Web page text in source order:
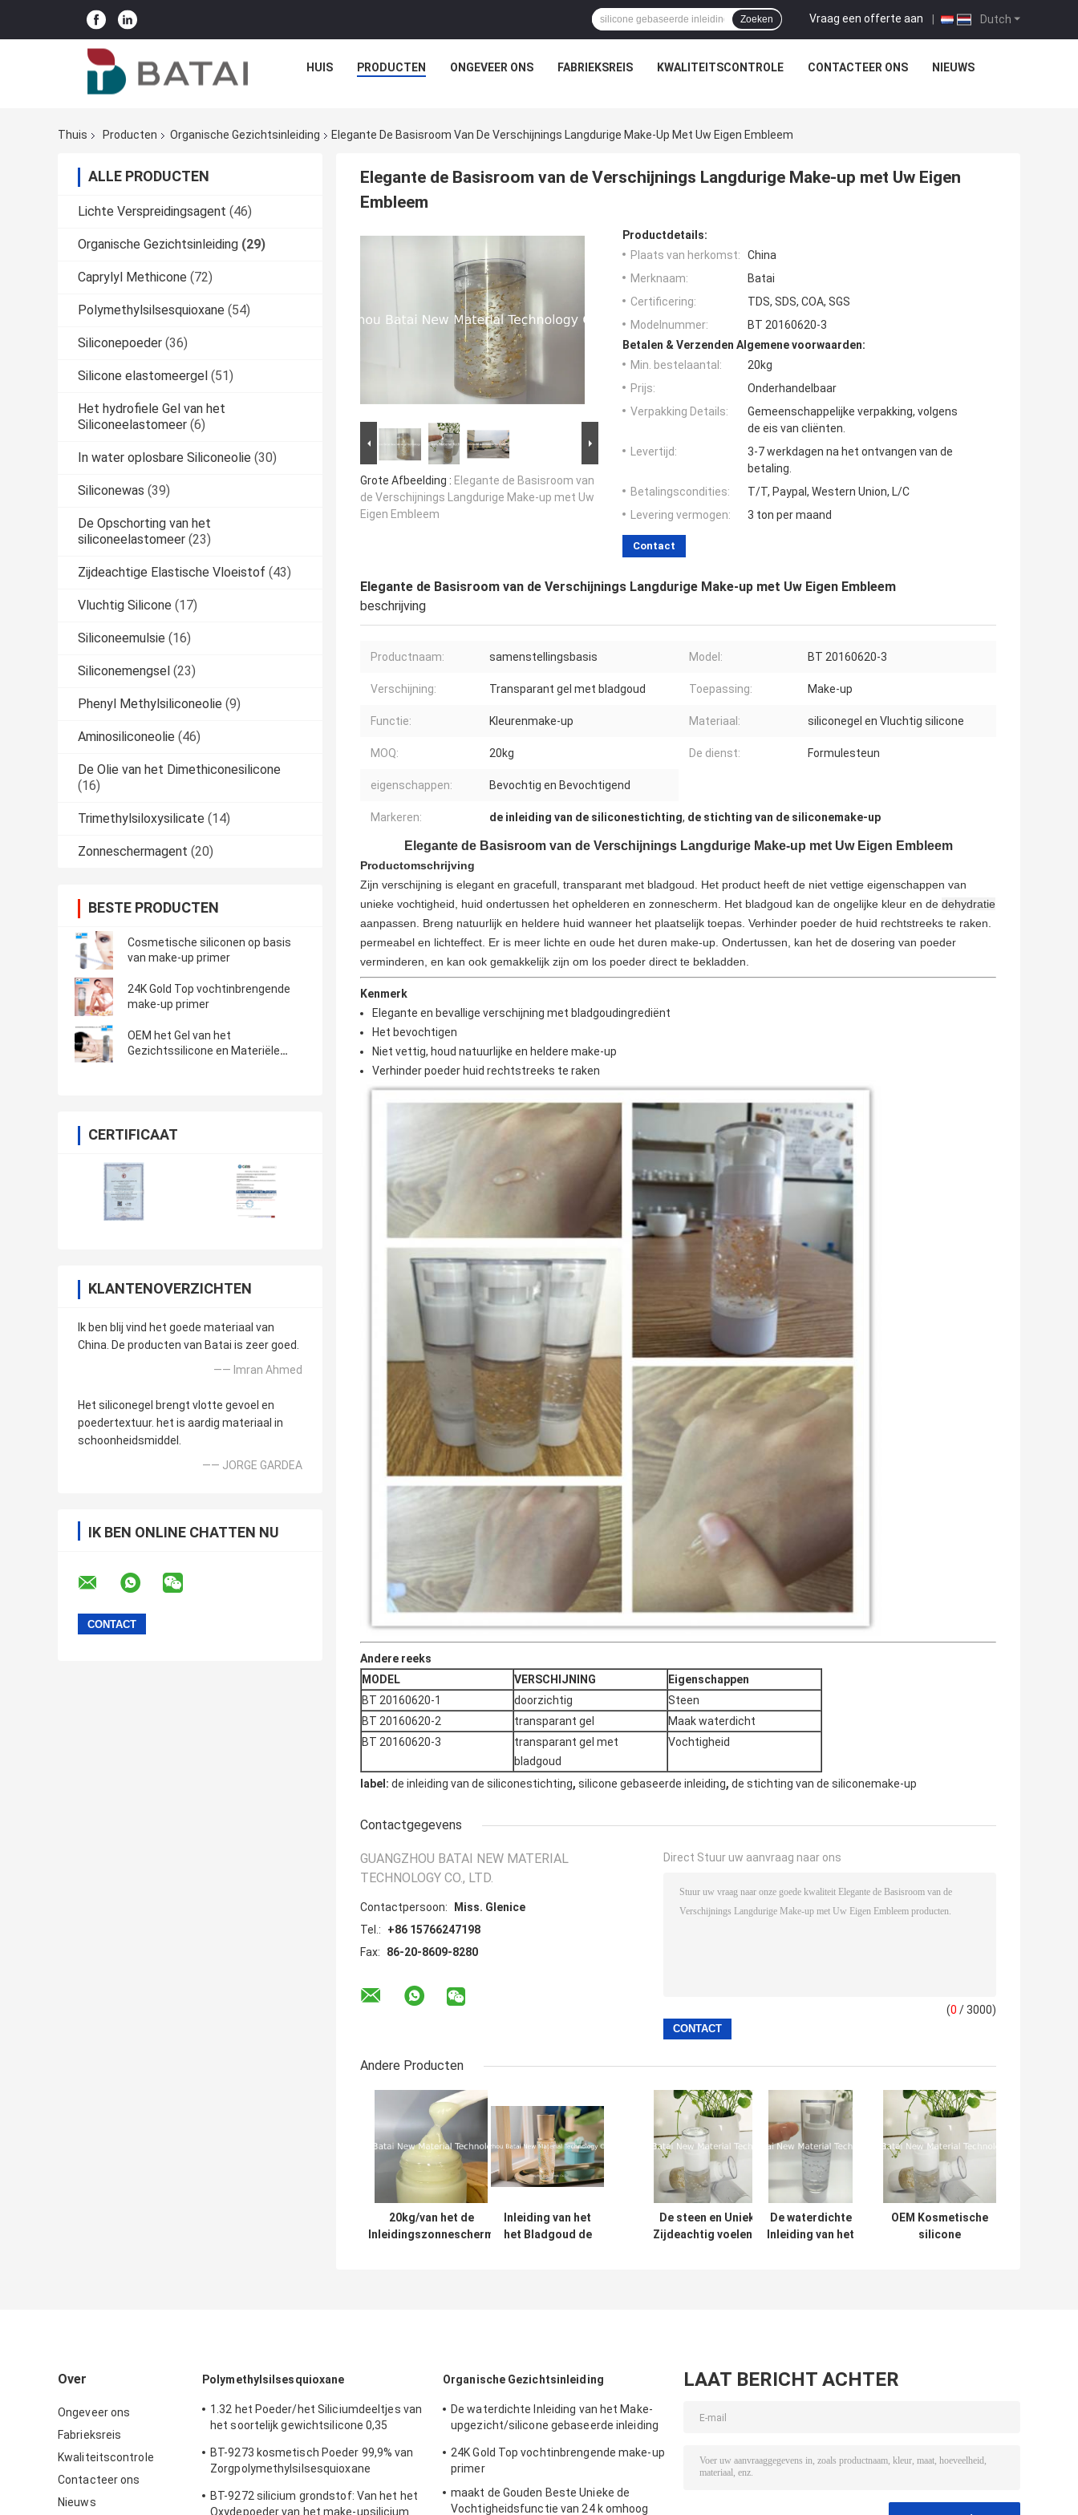
Dutch
Vraag een offerte aan |
Zoeken
HUIS PRODUCTEN ONGEVEER ONS FABRIEKSREIS KWALITEITSCONTROLE CONTACTEER ONS NIEUWS
Thuis Producten Organische Gezichtsinleiding Elegante De Basisroom Van De Verschijnings Langdurige Make-Up Met Uw Eigen Embleem
ALLE PRODUCTEN
Lichte Verspreidingsagent (46)
Organische Gezichtsinleiding (29)
Caprylyl Methicone (72)
Polymethylsilsesquioxane (54)
Siliconepoeder (36)
Silicone elastomeergel (51)
Het hydrofiele Gel van het
Siliconeelastomeer (6)
In water oplosbare Siliconeolie (30)
Siliconewas (39)
De Opschorting van het
siliconeelastomeer (23)
Zijdeachtige Elastische Vloeistof (43)
Vluchtig Silicone (17)
Siliconeemulsie (16)
Siliconemengsel (23)
Phenyl Methylsiliconeolie (9)
Aminosiliconeolie (46)
De Olie van het Dimethiconesilicone
(16)
Trimethylsiloxysilicate (14)
Zonneschermagent (20)
BESTE PRODUCTEN
Cosmetische siliconen op basis
van make-up primer
24K Gold Top vochtinbrengende
make-up primer
OEM het Gel van het
Gezichtssilicone en Materiële
CERTIFICAAT
KLANTENOVERZICHTEN
Ik ben blij vind het goede materiaal van
China. De producten van Batai is zeer goed.
—— Imran Ahmed
Het siliconegel brengt vlotte gevoel en
poedertextuur. het is aardig materiaal in
schoonheidsmiddel.
—— JORGE GARDEA
IK BEN ONLINE CHATTEN NU
Elegante de Basisroom van de Verschijnings Langdurige Make-up met Uw Eigen
Embleem
Grote Afbeelding : Elegante de Basisroom van
de Verschijnings Langdurige Make-up met Uw
Eigen Embleem
Productdetails:
Plaats van herkomst:
China
Merknaam:
Batai
Certificering:
TDS, SDS, COA, SGS
Modelnummer:
BT 20160620-3
Betalen & Verzenden Algemene voorwaarden:
Min. bestelaantal:
20kg
Prijs:
Onderhandelbaar
Verpakking Details:
Gemeenschappelijke verpakking, volgens
de eis van cliënten.
Levertijd:
3-7 werkdagen na het ontvangen van de
betaling.
Betalingscondities:
T/T, Paypal, Western Union, L/C
Levering vermogen:
3 ton per maand
Contact
Elegante de Basisroom van de Verschijnings Langdurige Make-up met Uw Eigen Embleem
beschrijving
Productnaam: samenstellingsbasis Model: BT 20160620-3
Verschijning: Transparant gel met bladgoud Toepassing: Make-up
Functie: Kleurenmake-up Materiaal: siliconegel en Vluchtig silicone
MOQ: 20kg De dienst: Formulesteun
eigenschappen: Bevochtig en Bevochtigend
Markeren: de inleiding van de siliconestichting, de stichting van de siliconemake-up
Elegante de Basisroom van de Verschijnings Langdurige Make-up met Uw Eigen Embleem
Productomschrijving
Zijn verschijning is elegant en gracefull, transparant met bladgoud. Het product heeft de niet vettige eigenschappen van
unieke vochtigheid, huid ondertussen het ophelderen en zonnescherm. Het bladgoud kan de ongelijke kleur en de dehydratie
aanpassen. Breng natuurlijk en heldere huid wanneer het plaatselijk toepas. Verhinder poeder de huid rechtstreeks te raken.
permeabel en lichteffect. Er is meer lichte en oude het duren make-up. Ondertussen, kan het de dosering van poeder
verminderen, en kan ook gemakkelijk zijn om los poeder direct te bekladden.
Kenmerk
Elegante en bevallige verschijning met bladgoudingrediënt
Het bevochtigen
Niet vettig, houd natuurlijke en heldere make-up
Verhinder poeder huid rechtstreeks te raken
Andere reeks
MODEL
VERSCHIJNING
Eigenschappen
BT 20160620-1
doorzichtig
Steen
BT 20160620-2
transparant gel
Maak waterdicht
BT 20160620-3
transparant gel met
bladgoud
Vochtigheid
label: de inleiding van de siliconestichting, silicone gebaseerde inleiding, de stichting van de siliconemake-up
Contactgegevens
GUANGZHOU BATAI NEW MATERIAL
TECHNOLOGY CO., LTD.
Contactpersoon:
Miss. Glenice
Tel.:
+86 15766247198
Fax:
86-20-8609-8280
Direct Stuur uw aanvraag naar ons
(0 / 3000)
Andere Producten
20kg/van het de
Inleidingszonnescherm
Inleiding van het
het Bladgoud de
De steen en Unieke
Zijdeachtig voelen de
De waterdichte
Inleiding van het
OEM Kosmetische
silicone
Over
Ongeveer ons
Fabrieksreis
Kwaliteitscontrole
Contacteer ons
Nieuws
Polymethylsilsesquioxane
1.32 het Poeder/het Siliciumdeeltjes van
het soortelijk gewichtsilicone 0,35
BT-9273 kosmetisch Poeder 99,9% van
Zorgpolymethylsilsesquioxane
BT-9272 silicium grondstof: Van het het
Oxydepoeder van het make-upsilicium
Organische Gezichtsinleiding
De waterdichte Inleiding van het Make-
upgezicht/silicone gebaseerde inleiding
24K Gold Top vochtinbrengende make-up
primer
maakt de Gouden Beste Unieke de
Vochtigheidsfunctie van 24 k omhoog
LAAT BERICHT ACHTER